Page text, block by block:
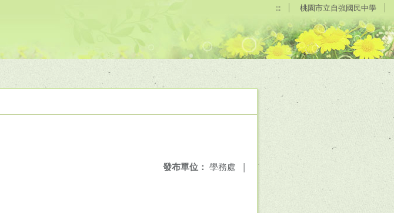
::: 桃園市立自強國民中學
發布單位： 學務處 |